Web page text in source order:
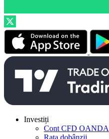
Investiți
Cont CFD OANDA